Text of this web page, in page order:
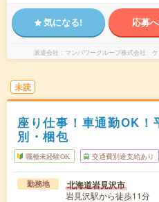
気になる! 応募
派遣会社 マンパワーグループ株式会社
未読
座り仕事！車通勤OK！
別・梱包
職種未経験OK 交通費別途支給あり
勤務地 北海道岩見沢市
岩見沢駅から徒歩11分